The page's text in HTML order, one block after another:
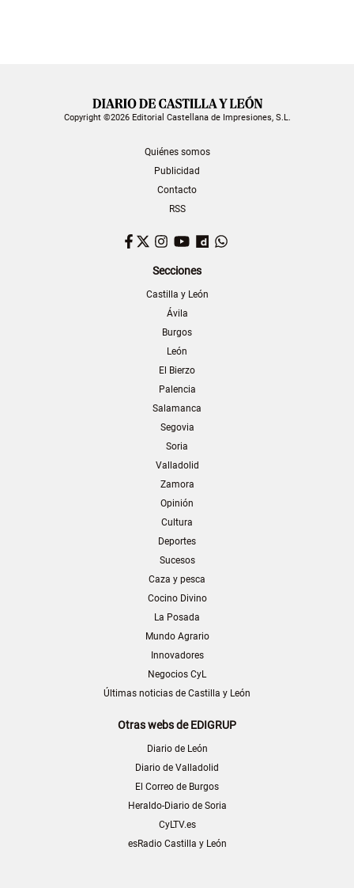
Copyright ©2026 Editorial Castellana de Impresiones, S.L.
Quiénes somos
Publicidad
Contacto
RSS
Facebook
TwitterInstagram
YouTubeDailymotion
Secciones
Castilla y León
Ávila
Burgos
León
El Bierzo
Palencia
Salamanca
Segovia
Soria
Valladolid
Zamora
Opinión
Cultura
Deportes
Sucesos
Caza y pesca
Cocino Divino
La Posada
Mundo Agrario
Innovadores
Negocios CyL
Últimas noticias de Castilla y León
Otras webs de EDIGRUP
Diario de León
Diario de Valladolid
El Correo de Burgos
Heraldo-Diario de Soria
CyLTV.es
esRadio Castilla y León